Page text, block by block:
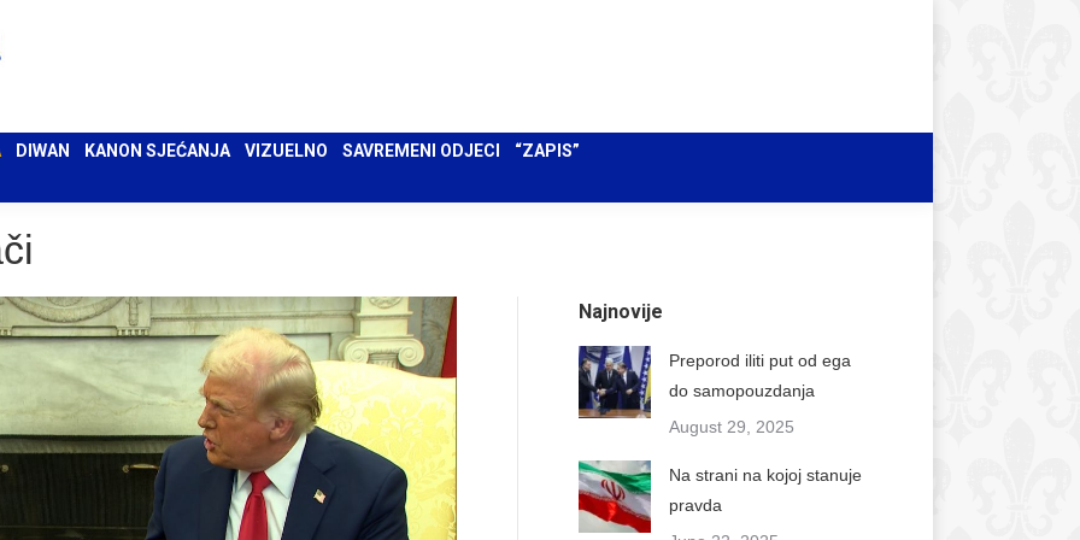
DIWAN KANON SJEĆANJA VIZUELNO SAVREMENI ODJECI “ZAPIS”
Najnovije
Preporod iliti put od ega
do samopouzdanja
August 29, 2025
Na strani na kojoj stanuje
pravda
opens